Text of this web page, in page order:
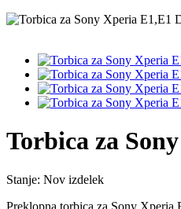
Torbica za
Stanje: Nov izdelek
Preklopna torbica za Sony Xperia